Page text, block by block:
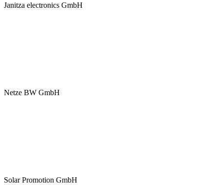
Janitza electronics GmbH
Netze BW GmbH
Solar Promotion GmbH